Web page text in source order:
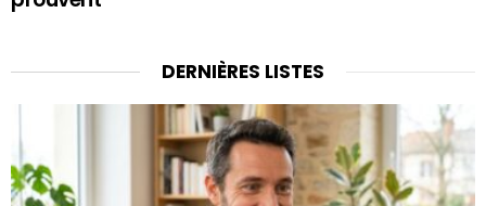
DERNIÈRES LISTES